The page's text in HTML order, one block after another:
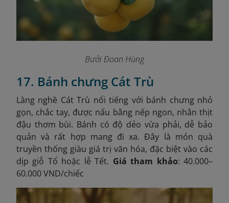
Bưởi Đoan Hùng
17. Bánh chưng Cát Trù
Làng nghề Cát Trù nổi tiếng với bánh chưng nhỏ
gọn, chắc tay, được nấu bằng nếp ngon, nhân thịt
đậu thơm bùi. Bánh có độ dẻo vừa phải, dễ bảo
quản và rất hợp mang đi xa. Đây là món quà
truyền thống giàu giá trị văn hóa, đặc biệt vào các
dịp giỗ Tổ hoặc lễ Tết. Giá tham khảo: 40.000–
60.000 VND/chiếc